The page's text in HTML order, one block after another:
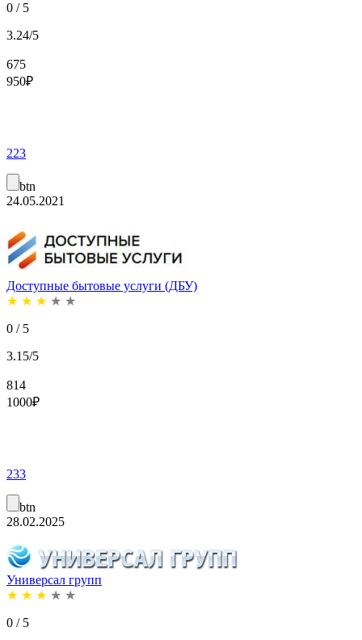
0 / 5
3.24/5
675
950₽
223
btn
24.05.2021
Доступные бытовые услуги (ДБУ)
★ ★ ★ ★ ★
0 / 5
3.15/5
814
1000₽
233
btn
28.02.2025
Универсал групп
★ ★ ★ ★ ★
0 / 5